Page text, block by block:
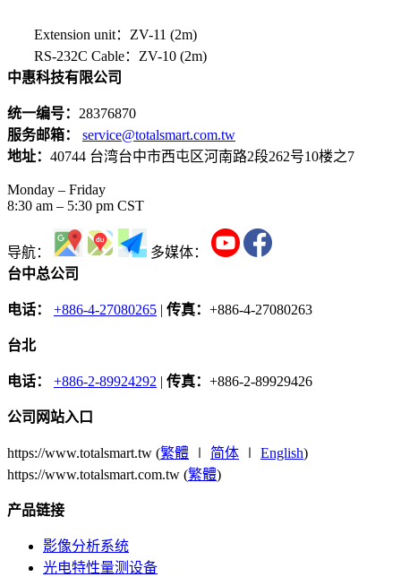
Extension unit：ZV-11 (2m)
RS-232C Cable：ZV-10 (2m)
中惠科技有限公司
统一编号： 28376870
服务邮箱：
service@totalsmart.com.tw
地址： 40744 台湾台中市西屯区河南路2段262号10楼之7
Monday – Friday
8:30 am – 5:30 pm CST
导航：
多媒体：
台中总公司
电话： +886-4-27080265 | 传真： +886-4-27080263
台北
电话： +886-2-89924292 | 传真： +886-2-89929426
公司网站入口
https://www.totalsmart.tw (繁體 ∣ 简体 ∣ English)
https://www.totalsmart.com.tw (繁體)
产品链接
影像分析系统
光电特性量测设备